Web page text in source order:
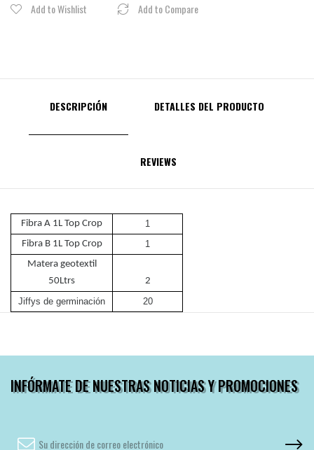
Add to Wishlist Add to Compare
DESCRIPCIÓN DETALLES DEL PRODUCTO
REVIEWS
Fibra A 1L Top Crop
1
Fibra B 1L Top Crop
1
Matera geotextil
50Ltrs
2
Jiffys de germinación
20
INFÓRMATE DE NUESTRAS NOTICIAS Y PROMOCIONES